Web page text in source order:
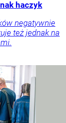
haczyk
negatywnie
też jednak na